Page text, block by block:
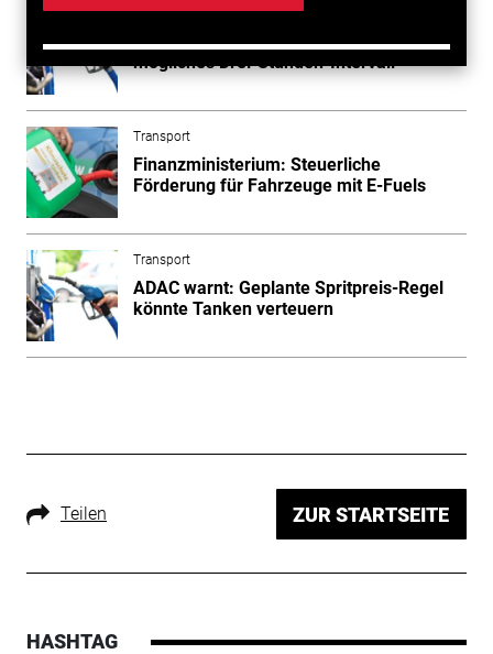
Transport
Kraftstoffpreise: Bundesrat berät über
mögliches Drei-Stunden-Intervall
Transport
Finanzministerium: Steuerliche
Förderung für Fahrzeuge mit E-Fuels
Transport
ADAC warnt: Geplante Spritpreis-Regel
könnte Tanken verteuern
Teilen ZUR STARTSEITE
HASHTAG